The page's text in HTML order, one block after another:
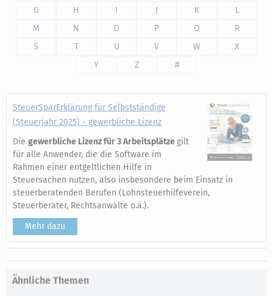
G
H I J K
L
M
N O P Q
R
S
T U V W
X
Y
Z #
SteuerSparErklärung für Selbstständige
(Steuerjahr 2025) - gewerbliche Lizenz
Die gewerbliche Lizenz für 3 Arbeitsplätzegilt
für alle Anwender, die die Software im
Rahmen einer entgeltlichen Hilfe in
Steuersachen nutzen, also insbesondere beim Einsatz in
steuerberatenden Berufen (Lohnsteuerhilfeverein,
Steuerberater, Rechtsanwälte o.ä.).
Mehr dazu
Ähnliche Themen